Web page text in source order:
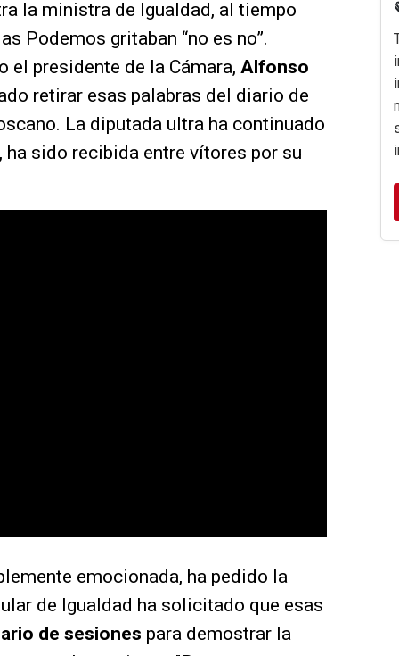
la ministra de Igualdad, al tiempo
Podemos gritaban “no es no”.
el presidente de la Cámara, Alfonso
retirar esas palabras del diario de
La diputada ultra ha continuado
sido recibida entre vítores por su
emocionada, ha pedido la
de Igualdad ha solicitado que esas
de sesiones para demostrar la